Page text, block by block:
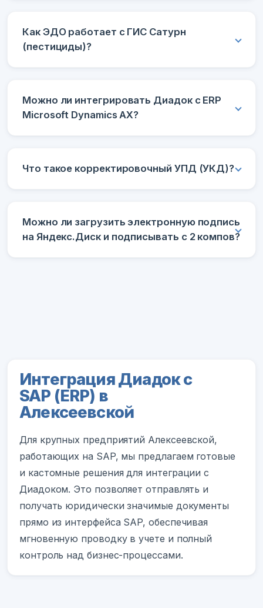
Как ЭДО работает с ГИС Сатурн
(пестициды)?
Можно ли интегрировать Диадок с ERP
Microsoft Dynamics AX?
Что такое корректировочный УПД (УКД)?
Можно ли загрузить электронную подпись
на Яндекс.Диск и подписывать с 2 компов?
Интеграция Диадок с
SAP (ERP) в
Алексеевской
Для крупных предприятий Алексеевской,
работающих на SAP, мы предлагаем готовые
и кастомные решения для интеграции с
Диадоком. Это позволяет отправлять и
получать юридически значимые документы
прямо из интерфейса SAP, обеспечивая
мгновенную проводку в учете и полный
контроль над бизнес-процессами.